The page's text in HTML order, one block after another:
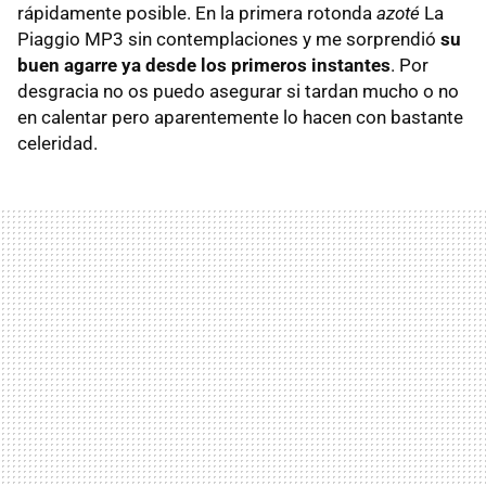
rápidamente posible. En la primera rotonda azoté La
Piaggio MP3 sin contemplaciones y me sorprendió su
buen agarre ya desde los primeros instantes. Por
desgracia no os puedo asegurar si tardan mucho o no
en calentar pero aparentemente lo hacen con bastante
celeridad.